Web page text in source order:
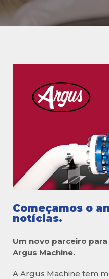
Começamos o
notícias.
Um novo parceiro
Argus Machine.
A Argus Machine tem